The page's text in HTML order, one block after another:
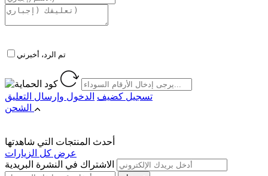
تم الرد، أخبرني
تسجيل كضيف الدخول وإرسال التعليق
أحدث المنتجات التي شاهدتها
عرض كل الزيارات
الاشتراك في النشرة البريدية